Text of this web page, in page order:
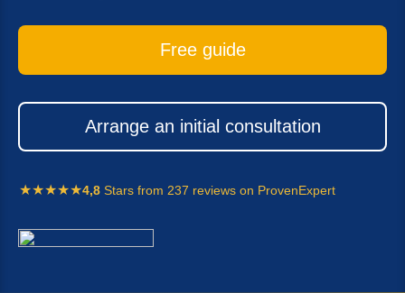
Free guide
Arran­ge an initi­al consultation
4,8 Stars from 237 reviews on ProvenExpert